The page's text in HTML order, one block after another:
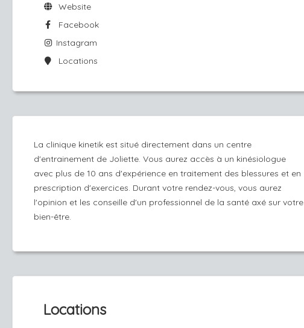
Website
Facebook
Instagram
Locations
La clinique kinetik est situé directement dans un centre
d'entrainement de Joliette. Vous aurez accès à un kinésiologue
avec plus de 10 ans d'expérience en traitement des blessures et en
prescription d'exercices. Durant votre rendez-vous, vous aurez
l'opinion et les conseille d'un professionnel de la santé axé sur votre
bien-être.
Locations